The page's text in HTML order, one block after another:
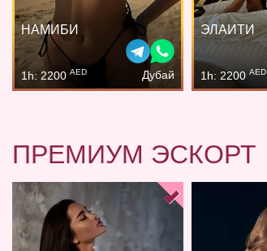
НАМИБИ
1h: 2200 AED Дубай
ЭЛАИТИ
1h: 2200 AED
ПРЕМИУМ ЭСКОРТ